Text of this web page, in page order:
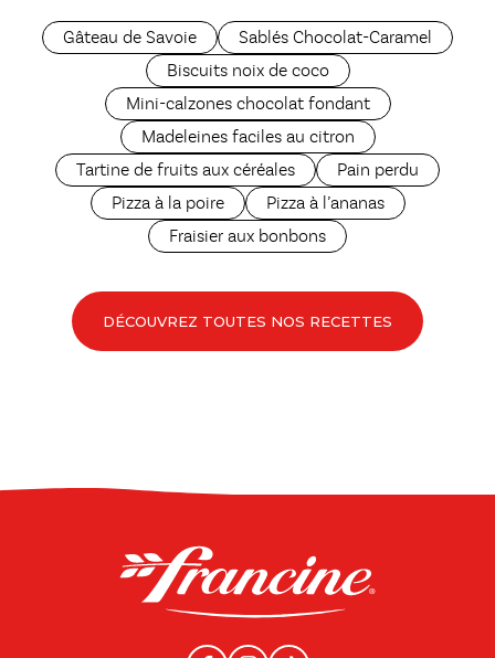
Gâteau de Savoie
Sablés Chocolat-Caramel
Biscuits noix de coco
Mini-calzones chocolat fondant
Madeleines faciles au citron
Tartine de fruits aux céréales
Pain perdu
Pizza à la poire
Pizza à l’ananas
Fraisier aux bonbons
DÉCOUVREZ TOUTES NOS RECETTES